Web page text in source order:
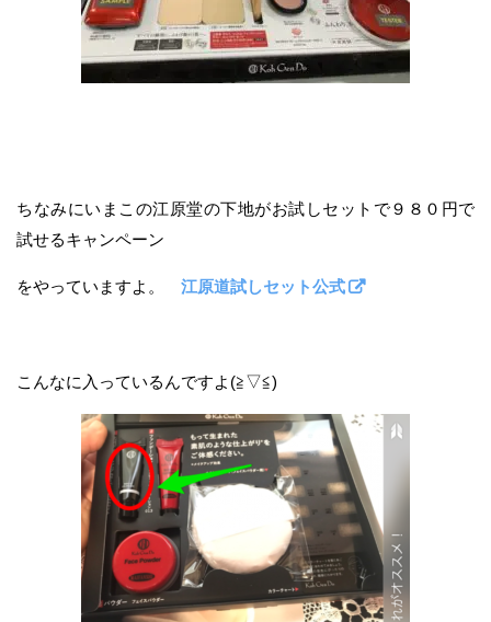
ちなみにいまこの江原堂の下地がお試しセットで９８０円で
試せるキャンペーン
をやっていますよ。 江原道試しセット公式
こんなに入っているんですよ(≧▽≦)